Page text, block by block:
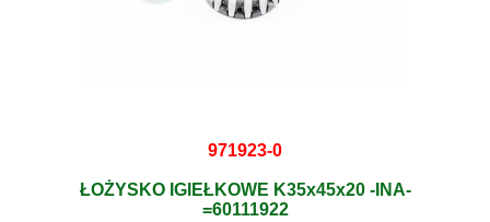
971923-0
ŁOŻYSKO IGIEŁKOWE K35x45x20 -INA-
=60111922